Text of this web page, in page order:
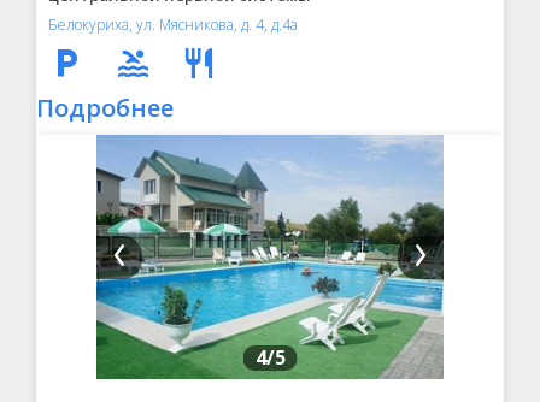
Белокуриха, ул. Мясникова, д. 4, д.4а
Подробнее
4/5